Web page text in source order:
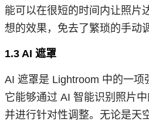
能可以在很短的时间内让照片
想的效果，免去了繁琐的手动
1.3 AI 遮罩
AI 遮罩是 Lightroom 中的一项
它能够通过 AI 智能识别照片
并进行针对性调整。无论是天